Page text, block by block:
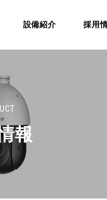
設備紹介 採用
報